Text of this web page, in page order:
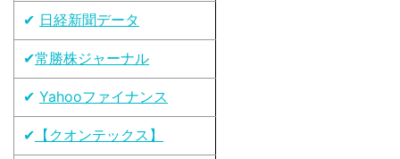
✔ 日経新聞データ
✔常勝株ジャーナル
✔ Yahooファイナンス
✔ 【クオンテックス】